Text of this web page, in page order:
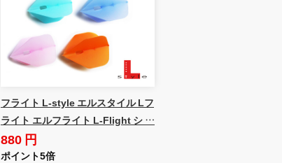
フライト L-style エルスタイル Lフ
ライト エルフライト L-Flight シ …
880 円
ポイント5倍